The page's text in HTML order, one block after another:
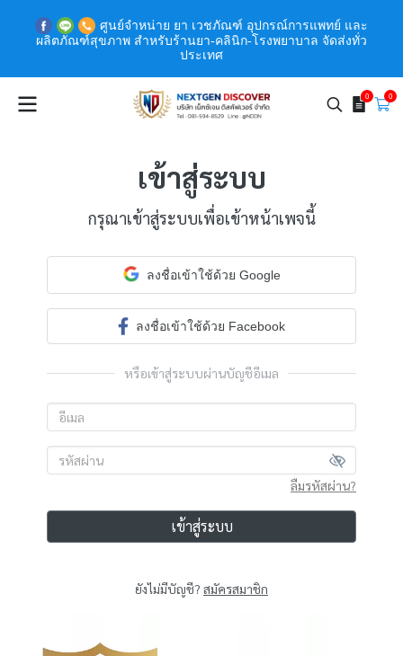
ศูนย์จำหน่าย ยา เวชภัณฑ์ อุปกรณ์การแพทย์ และ
ผลิตภัณฑ์สุขภาพ สำหรับร้านยา-คลินิก-โรงพยาบาล จัดส่งทั่ว
ประเทศ
0 0
เข้าสู่ระบบ
กรุณาเข้าสู่ระบบเพื่อเข้าหน้าเพจนี้
ลงชื่อเข้าใช้ด้วย Google
ลงชื่อเข้าใช้ด้วย Facebook
หรือเข้าสู่ระบบผ่านบัญชีอีเมล
ลืมรหัสผ่าน?
เข้าสู่ระบบ
ยังไม่มีบัญชี? สมัครสมาชิก